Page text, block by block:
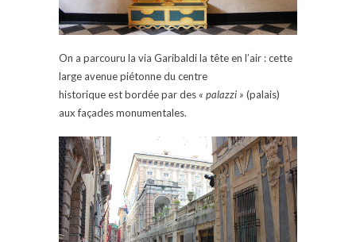
On a parcouru la via Garibaldi la tête en l’air : cette
large avenue piétonne du centre
historique est bordée par des « palazzi » (palais)
aux façades monumentales.